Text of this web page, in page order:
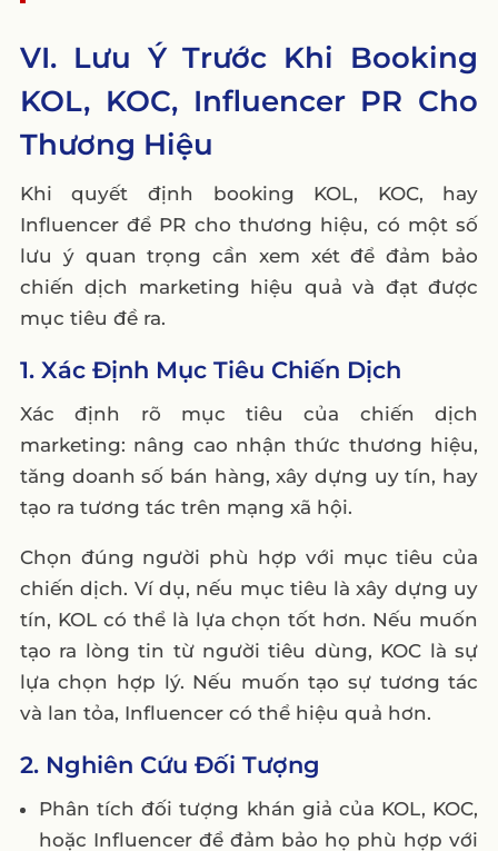
VI. Lưu Ý Trước Khi Booking
KOL, KOC, Influencer PR Cho
Thương Hiệu
Khi quyết định booking KOL, KOC, hay
Influencer để PR cho thương hiệu, có một số
lưu ý quan trọng cần xem xét để đảm bảo
chiến dịch marketing hiệu quả và đạt được
mục tiêu đề ra.
1. Xác Định Mục Tiêu Chiến Dịch
Xác định rõ mục tiêu của chiến dịch
marketing: nâng cao nhận thức thương hiệu,
tăng doanh số bán hàng, xây dựng uy tín, hay
tạo ra tương tác trên mạng xã hội.
Chọn đúng người phù hợp với mục tiêu của
chiến dịch. Ví dụ, nếu mục tiêu là xây dựng uy
tín, KOL có thể là lựa chọn tốt hơn. Nếu muốn
tạo ra lòng tin từ người tiêu dùng, KOC là sự
lựa chọn hợp lý. Nếu muốn tạo sự tương tác
và lan tỏa, Influencer có thể hiệu quả hơn.
2. Nghiên Cứu Đối Tượng
Phân tích đối tượng khán giả của KOL, KOC,
hoặc Influencer để đảm bảo họ phù hợp với